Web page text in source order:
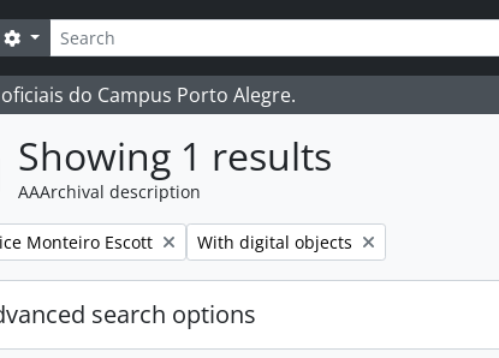
Search options
do Campus Porto Alegre.
Showing 1 results
AAArchival description
filter:
Monteiro Escott Remove filter:
With digital objects
search options